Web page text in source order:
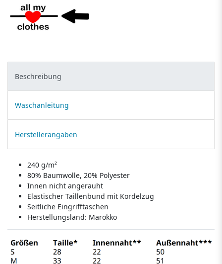
Beschreibung
Waschanleitung
Herstellerangaben
240 g/m²
80% Baumwolle, 20% Polyester
Innen nicht angerauht
Elastischer Taillenbund mit Kordelzug
Seitliche Eingrifftaschen
Herstellungsland: Marokko